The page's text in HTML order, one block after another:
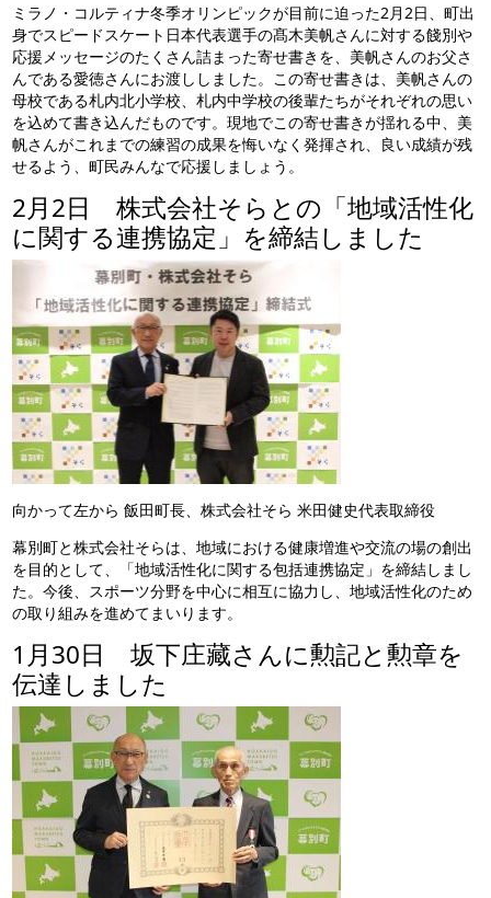
ミラノ・コルティナ冬季オリンピックが目前に迫った2月2日、町出
身でスピードスケート日本代表選手の髙木美帆さんに対する餞別や
応援メッセージのたくさん詰まった寄せ書きを、美帆さんのお父さ
んである愛徳さんにお渡ししました。この寄せ書きは、美帆さんの
母校である札内北小学校、札内中学校の後輩たちがそれぞれの思い
を込めて書き込んだものです。現地でこの寄せ書きが揺れる中、美
帆さんがこれまでの練習の成果を悔いなく発揮され、良い成績が残
せるよう、町民みんなで応援しましょう。
2月2日 株式会社そらとの「地域活性化
に関する連携協定」を締結しました
向かって左から 飯田町長、株式会社そら 米田健史代表取締役
幕別町と株式会社そらは、地域における健康増進や交流の場の創出
を目的として、「地域活性化に関する包括連携協定」を締結しまし
た。今後、スポーツ分野を中心に相互に協力し、地域活性化のため
の取り組みを進めてまいります。
1月30日 坂下庄藏さんに勲記と勲章を
伝達しました